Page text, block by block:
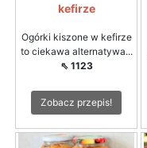
kefirze
Ogórki kiszone w kefirze
to ciekawa alternatywa...
⇖ 1123
Zobacz przepis!